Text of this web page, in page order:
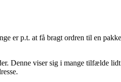
er p.t. at få bragt ordren til en
Denne viser sig i mange tilfælde